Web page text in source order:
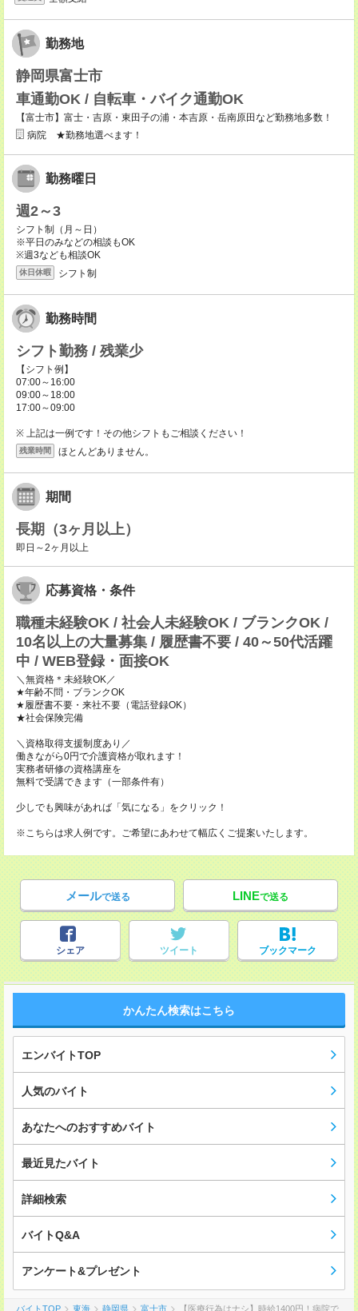
勤務地
静岡県富士市
車通勤OK / 自転車・バイク通勤OK
【富士市】富士・吉原・東田子の浦・本吉原・岳南原田など勤務地多数！
病院 ★勤務地選べます！
勤務曜日
週2～3
シフト制（月～日）
※平日のみなどの相談もOK
※週3なども相談OK
休日休暇 シフト制
勤務時間
シフト勤務 / 残業少
【シフト例】
07:00～16:00
09:00～18:00
17:00～09:00
※ 上記は一例です！その他シフトもご相談ください！
残業時間 ほとんどありません。
期間
長期（3ヶ月以上）
即日～2ヶ月以上
応募資格・条件
職種未経験OK / 社会人未経験OK / ブランクOK /
10名以上の大量募集 / 履歴書不要 / 40～50代活躍
中 / WEB登録・面接OK
＼無資格＊未経験OK／
★年齢不問・ブランクOK
★履歴書不要・来社不要（電話登録OK）
★社会保険完備
＼資格取得支援制度あり／
働きながら0円で介護資格が取れます！
実務者研修の資格講座を
無料で受講できます（一部条件有）
少しでも興味があれば「気になる」をクリック！
※こちらは求人例です。ご希望にあわせて幅広くご提案いたします。
メールで送る LINEで送る
シェア ツイート ブックマーク
かんたん検索はこちら
エンバイトTOP
人気のバイト
あなたへのおすすめバイト
最近見たバイト
詳細検索
バイトQ&A
アンケート&プレゼント
バイトTOP 東海 静岡県 富士市 【医療行為はナシ】時給1400円！病院で